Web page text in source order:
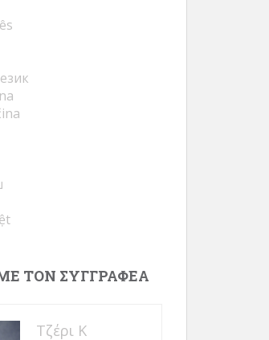
ΤΟΝ ΣΥΓΓΡΑΦΈΑ
Τζέρι Κ